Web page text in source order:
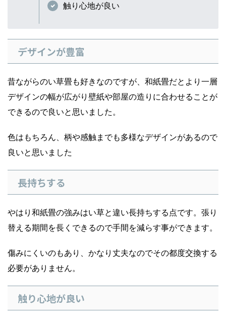
触り心地が良い
デザインが豊富
昔ながらのい草畳も好きなのですが、和紙畳だとより一層
デザインの幅が広がり壁紙や部屋の造りに合わせることが
できるので良いと思いました。
色はもちろん、柄や感触までも多様なデザインがあるので
良いと思いました
長持ちする
やはり和紙畳の強みはい草と違い長持ちする点です。張り
替える期間を長くできるので手間を減らす事ができます。
傷みにくいのもあり、かなり丈夫なのでその都度交換する
必要がありません。
触り心地が良い